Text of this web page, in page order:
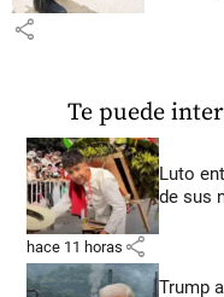
share
Te puede
Luto
de sus
hace 11 horas share
Trump